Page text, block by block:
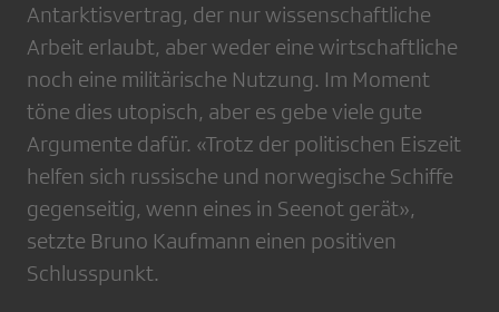
Antarktisvertrag, der nur wissenschaftliche
Arbeit erlaubt, aber weder eine wirtschaftliche
noch eine militärische Nutzung. Im Moment
töne dies utopisch, aber es gebe viele gute
Argumente dafür. «Trotz der politischen Eiszeit
helfen sich russische und norwegische Schiffe
gegenseitig, wenn eines in Seenot gerät»,
setzte Bruno Kaufmann einen positiven
Schlusspunkt.